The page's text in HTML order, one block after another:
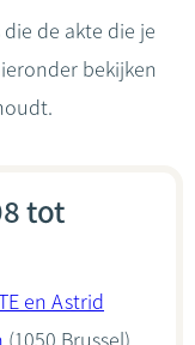
de akte die je
bekijken
tot
en Astrid